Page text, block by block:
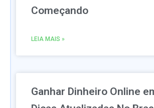
Começando
LEIA MAIS »
Ganhar Dinheiro Online